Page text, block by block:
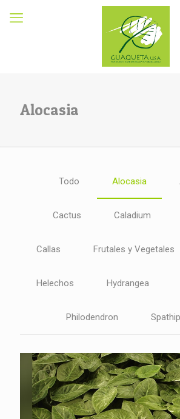
Alocasia
Todo Alocasia
Cactus Caladium
Callas Frutales y Vegetales
Helechos Hydrangea
Philodendron